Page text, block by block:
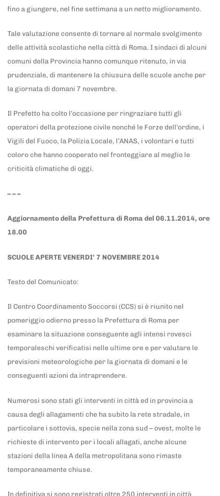
fino a giungere, nel fine settimana a un netto miglioramento.
Tale valutazione consente di tornare al normale svolgimento
delle attività scolastiche nella città di Roma. I sindaci di alcuni
comuni della Provincia hanno comunque ritenuto, in via
prudenziale, di mantenere la chiusura delle scuole anche per
la giornata di domani 7 novembre.
Il Prefetto ha colto l’occasione per ringraziare tutti gli
operatori della protezione civile nonché le Forze dell’ordine, i
Vigili del Fuoco, la Polizia Locale, l’ANAS, i volontari e tutti
coloro che hanno cooperato nel fronteggiare al meglio le
criticità climatiche di oggi.
– – –
Aggiornamento della Prefettura di Roma del 06.11.2014, ore
18.00
SCUOLE APERTE VENERDI’ 7 NOVEMBRE 2014
Testo del Comunicato:
Il Centro Coordinamento Soccorsi (CCS) si è riunito nel
pomeriggio odierno presso la Prefettura di Roma per
esaminare la situazione conseguente agli intensi rovesci
temporaleschi verificatisi nelle ultime ore e per valutare le
previsioni meteorologiche per la giornata di domani e le
conseguenti azioni da intraprendere.
Numerosi sono stati gli interventi in città ed in provincia a
causa degli allagamenti che ha subito la rete stradale, in
particolare i sottovia, specie nella zona sud – ovest, molte le
richieste di intervento per i locali allagati, anche alcune
stazioni della linea A della metropolitana sono rimaste
temporaneamente chiuse.